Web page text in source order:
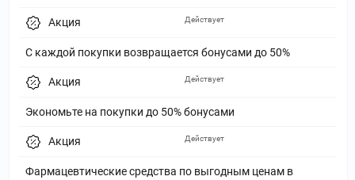
Акция
С каждой покупки возвращается бонусами до 50%
Действует
Акция
Экономьте на покупки до 50% бонусами
Действует
Акция
Фармацевтические средства по выгодным ценам в
Действует